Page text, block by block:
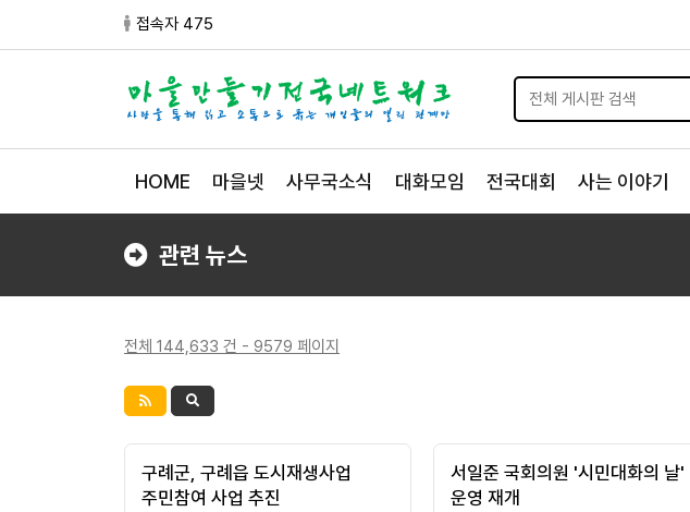
접속자 475
HOME 마을넷 사무국소식 대화모임 전국대회 사는 이야기
관련 뉴스
전체 144,633 건 - 9579 페이지
구례군, 구례읍 도시재생사업
주민참여 사업 추진
서일준 국회의원 '시민대화의 날'
운영 재개